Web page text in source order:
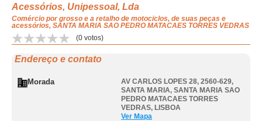
Acessórios, Unipessoal, Lda
Comércio por grosso e a retalho de motociclos, de suas peças e
acessórios, SANTA MARIA SAO PEDRO MATACAES TORRES VEDRAS
(0 votos)
Endereço e contato
Morada
AV CARLOS LOPES 28, 2560-629,
SANTA MARIA, SANTA MARIA SAO
PEDRO MATACAES TORRES
VEDRAS, LISBOA
Ver Mapa